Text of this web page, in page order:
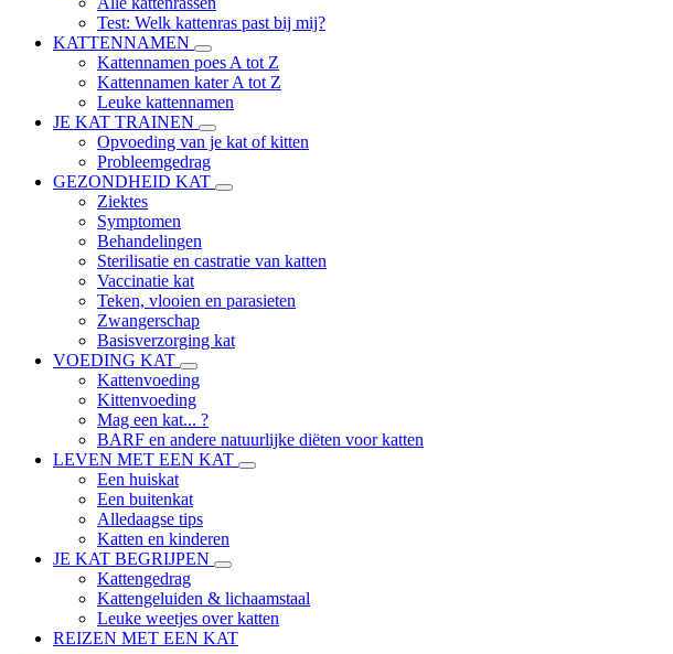
Test: Welk kattenras past bij mij?
KATTENNAMEN
Kattennamen poes A tot Z
Kattennamen kater A tot Z
Leuke kattennamen
JE KAT TRAINEN
Opvoeding van je kat of kitten
Probleemgedrag
GEZONDHEID KAT
Ziektes
Symptomen
Behandelingen
Sterilisatie en castratie van katten
Vaccinatie kat
Teken, vlooien en parasieten
Zwangerschap
Basisverzorging kat
VOEDING KAT
Kattenvoeding
Kittenvoeding
Mag een kat... ?
BARF en andere natuurlijke diëten voor katten
LEVEN MET EEN KAT
Een huiskat
Een buitenkat
Alledaagse tips
Katten en kinderen
JE KAT BEGRIJPEN
Kattengedrag
Kattengeluiden & lichaamstaal
Leuke weetjes over katten
REIZEN MET EEN KAT